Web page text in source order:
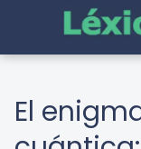
El